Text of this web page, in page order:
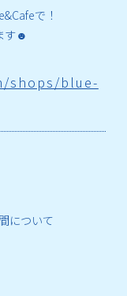
で！
す☻
shops/blue-
について